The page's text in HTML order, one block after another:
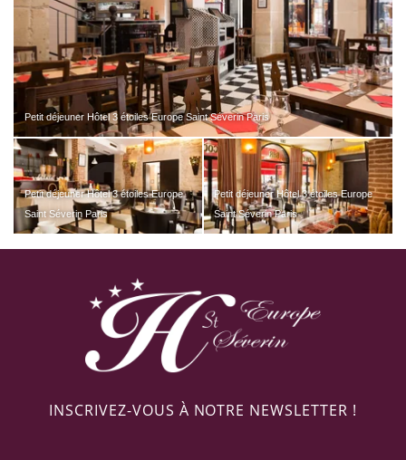
Petit déjeuner Hôtel 3 étoiles Europe Saint Séverin Paris
Petit déjeuner Hôtel 3 étoiles Europe
Saint Séverin Paris
Petit déjeuner Hôtel 3 étoiles Europe
Saint Séverin Paris
INSCRIVEZ-VOUS À NOTRE NEWSLETTER !